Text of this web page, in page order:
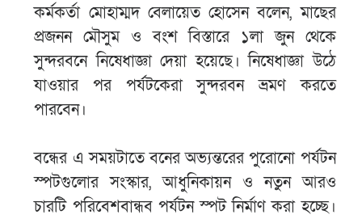
কর্মকর্তা মোহাম্মদ বেলায়েত হোসেন বলেন, মাছের
প্রজনন মৌসুম ও বংশ বিস্তারে ১লা জুন থেকে
সুন্দরবনে নিষেধাজ্ঞা দেয়া হয়েছে। নিষেধাজ্ঞা উঠে
যাওয়ার পর পর্যটকেরা সুন্দরবন ভ্রমণ করতে
পারবেন।
বন্ধের এ সময়টাতে বনের অভ্যন্তরের পুরোনো পর্যটন
স্পটগুলোর সংস্কার, আধুনিকায়ন ও নতুন আরও
চারটি পরিবেশবান্ধব পর্যটন স্পট নির্মাণ করা হচ্ছে।